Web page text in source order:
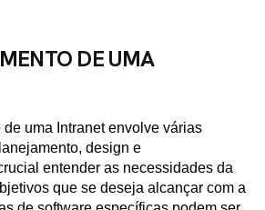
DE UMA
uma Intranet envolve várias
design e
entender as necessidades da
que se deseja alcançar com a